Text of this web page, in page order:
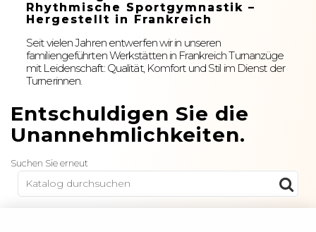
Rhythmische Sportgymnastik –
Hergestellt in Frankreich
Seit vielen Jahren entwerfen wir in unseren
familiengeführten Werkstätten in Frankreich Turnanzüge
mit Leidenschaft: Qualität, Komfort und Stil im Dienst der
Turnerinnen.
Entschuldigen Sie die
Unannehmlichkeiten.
Suchen Sie erneut